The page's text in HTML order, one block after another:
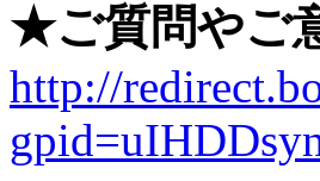
★ご質問やご
http://